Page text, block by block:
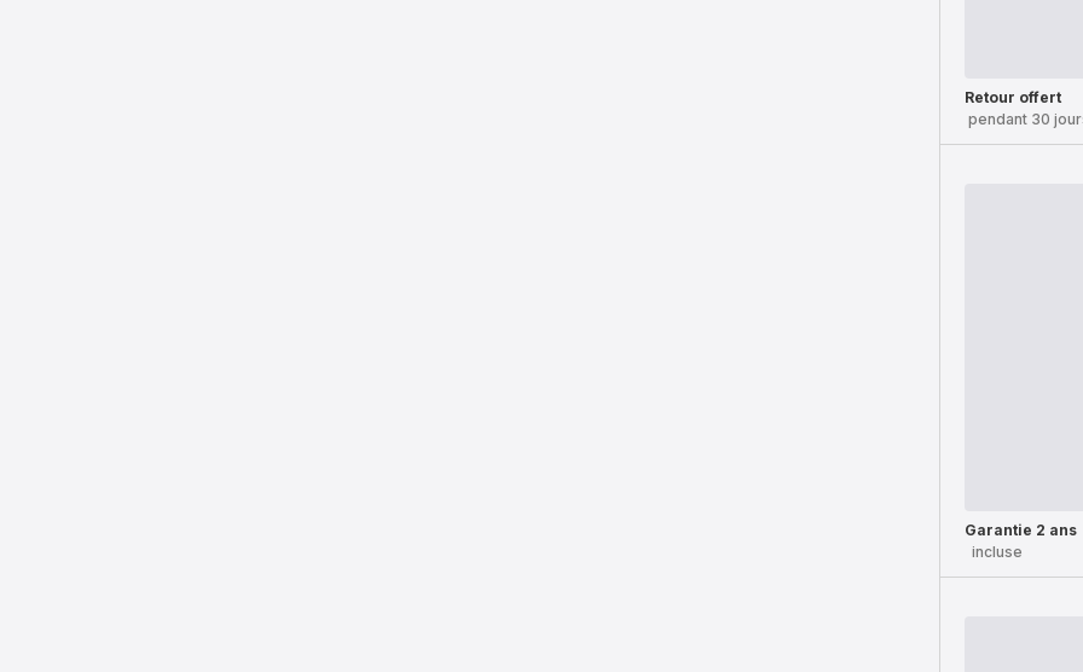
Retour offert
pendant 30
Garantie 2 ans
incluse